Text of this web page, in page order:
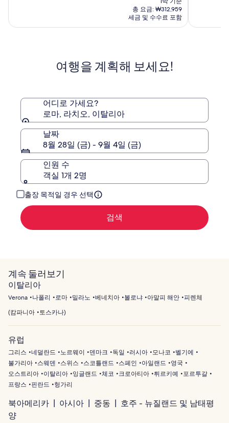
이
점,
₩345,505
이
요
금
한
자
세
한
보
를
해
주
요
금
₩262,154
총 요금: ₩312,959
세금 및 수수료 포함
운
점,
여행을 계획해 보세요!
어디로 가세요?
로마, 라치오, 이탈리아
날짜
8월 28일 (금) - 9월 4일 (금)
인원 수
객실 1개 2명
출장 목적일 경우 선택
검색
계속 둘러보기
이탈리아
Verona 나폴리 로마 밀라노 베네치아 볼로냐 아말피 해안 피렌체
(캄파니아 토스카나)
유럽
그리스 네덜란드 노르웨이 덴마크 독일 러시아 모나코
벨기에
불가리아
스웨덴 스위스 스코틀랜드 스페인 아일랜드
영국
오스트리아
이탈리아 잉글랜드 체코 크로아티아 튀르키예
포르투갈
프랑스
핀란드 헝가리
북아메리카 아시아 중동
호주 - 뉴질랜드 및 남태평
양